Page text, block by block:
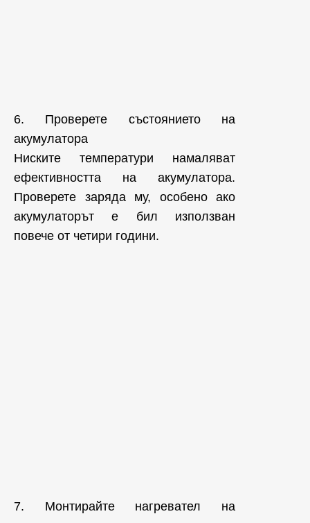
6. Проверете състоянието на
акумулатора
Ниските температури намаляват
ефективността на акумулатора.
Проверете заряда му, особено ако
акумулаторът е бил използван
повече от четири години.
7. Монтирайте нагревател на